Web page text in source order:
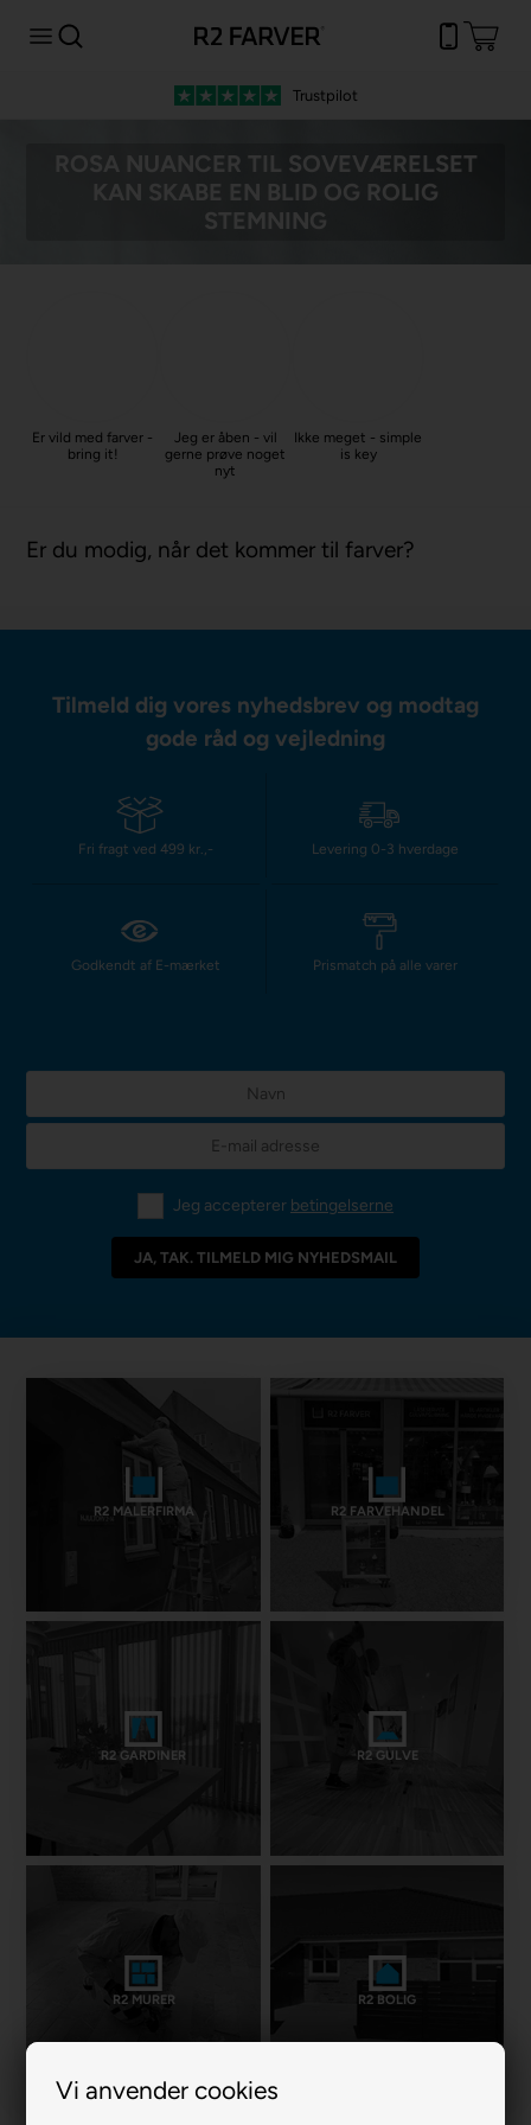
Vi anvender cookies
Trustpilot
ROSA NUANCER TIL SOVEVÆRELSET
KAN SKABE EN BLID OG ROLIG
STEMNING
Er vild med farver -
bring it!
Jeg er åben - vil
gerne prøve noget
nyt
Ikke meget - simple
is key
Er du modig, når det kommer til farver?
Tilmeld dig vores nyhedsbrev og modtag
gode råd og vejledning
Fri fragt ved 499 kr.,- Levering 0-3 hverdage
Godkendt af E-mærket Prismatch på alle varer
Jeg accepterer betingelserne
R2 MALERFIRMA R2 FARVEHANDEL
R2 GARDINER R2 GULVE
R2 MURER R2 BOLIG